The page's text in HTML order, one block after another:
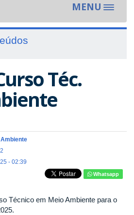
MENU
Toggle
Téc.
- 02:39
Whatsapp
Técnico em Meio Ambiente para o